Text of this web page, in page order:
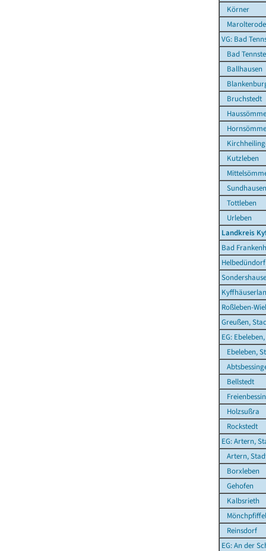
Körner
Marolterode
VG: Bad
Bad
Ballhausen
Bruchstedt
Kutzleben
Sundhausen
Tottleben
Urleben
Landkreis
Bad
Helbedündorf
Roßleben-
Greußen,
EG:
Ebeleben,
Bellstedt
Holzsußra
Rockstedt
EG: Artern,
Artern,
Borxleben
Gehofen
Kalbsrieth
Reinsdorf
EG: An der